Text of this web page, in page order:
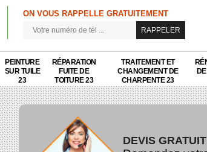
ON VOUS RAPPELLE GRATUITEMENT
PEINTURE
SUR TUILE
23
RÉPARATION
FUITE DE
TOITURE 23
TRAITEMENT ET
CHANGEMENT DE
CHARPENTE 23
DEVIS GRATUIT